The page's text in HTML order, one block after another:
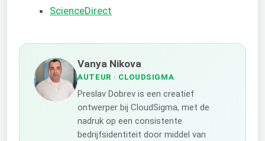
ScienceDirect
Vanya Nikova
AUTEUR · CLOUDSIGMA
Preslav Dobrev is een creatief
ontwerper bij CloudSigma, met de
nadruk op een consistente
bedrijfsidentiteit door middel van